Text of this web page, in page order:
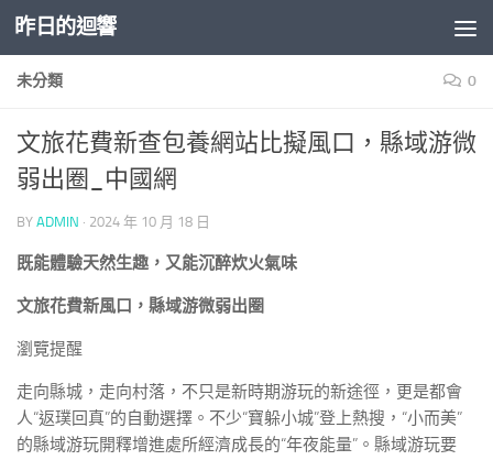
Skip to content
昨日的迴響
未分類 0
文旅花費新查包養網站比擬風口，縣域游微
弱出圈_中國網
BY ADMIN · 2024 年 10 月 18 日
既能體驗天然生趣，又能沉醉炊火氣味
文旅花費新風口，縣域游微弱出圈
瀏覽提醒
走向縣城，走向村落，不只是新時期游玩的新途徑，更是都會
人“返璞回真”的自動選擇。不少“寶躲小城”登上熱搜，“小而美”
的縣域游玩開釋增進處所經濟成長的“年夜能量”。縣域游玩要